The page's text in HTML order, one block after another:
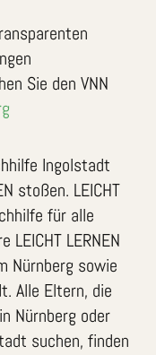
Sie den VNN
Ingolstadt
stoßen. LEICHT
für alle
LERNEN
Nürnberg sowie
Alle Eltern, die
Nürnberg oder
suchen, finden